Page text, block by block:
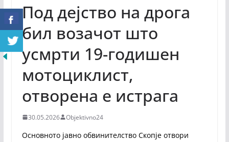
Под дејство на дрога
бил возачот што
усмрти 19-годишен
мотоциклист,
отворена е истрага
30.05.2026 Objektivno24
Основното јавно обвинителство Скопје отвори